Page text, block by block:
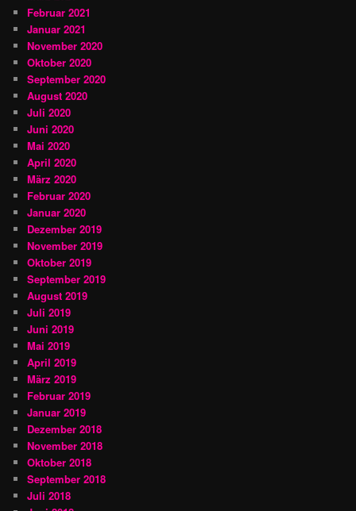
Februar 2021
Januar 2021
November 2020
Oktober 2020
September 2020
August 2020
Juli 2020
Juni 2020
Mai 2020
April 2020
März 2020
Februar 2020
Januar 2020
Dezember 2019
November 2019
Oktober 2019
September 2019
August 2019
Juli 2019
Juni 2019
Mai 2019
April 2019
März 2019
Februar 2019
Januar 2019
Dezember 2018
November 2018
Oktober 2018
September 2018
Juli 2018